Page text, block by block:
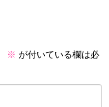
※ が付いている欄は必